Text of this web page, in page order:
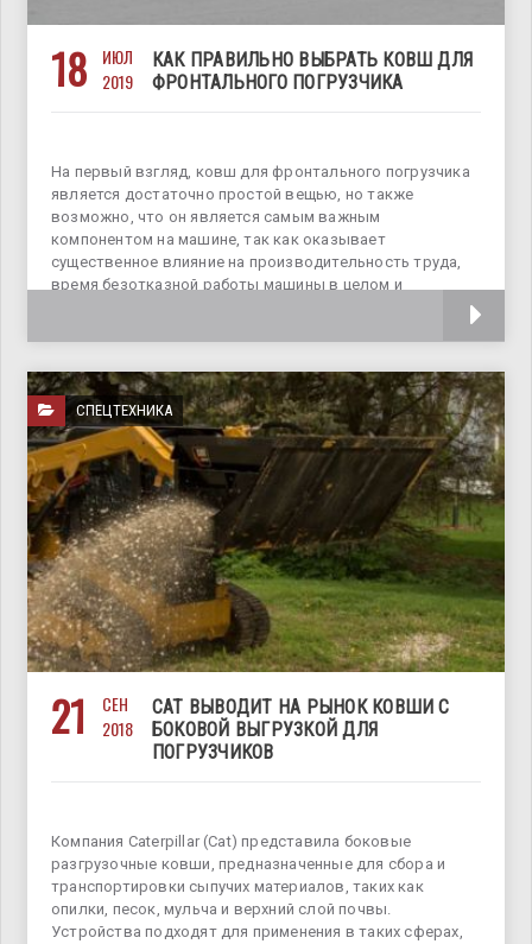
18
ИЮЛ
2019
КАК ПРАВИЛЬНО ВЫБРАТЬ КОВШ ДЛЯ
ФРОНТАЛЬНОГО ПОГРУЗЧИКА
На первый взгляд, ковш для фронтального погрузчика
является достаточно простой вещью, но также
возможно, что он является самым важным
компонентом на машине, так как оказывает
существенное влияние на производительность труда,
время безотказной работы машины в целом и
СПЕЦТЕХНИКА
21
СЕН
2018
CAT ВЫВОДИТ НА РЫНОК КОВШИ С
БОКОВОЙ ВЫГРУЗКОЙ ДЛЯ
ПОГРУЗЧИКОВ
Компания Caterpillar (Cat) представила боковые
разгрузочные ковши, предназначенные для сбора и
транспортировки сыпучих материалов, таких как
опилки, песок, мульча и верхний слой почвы.
Устройства подходят для применения в таких сферах,